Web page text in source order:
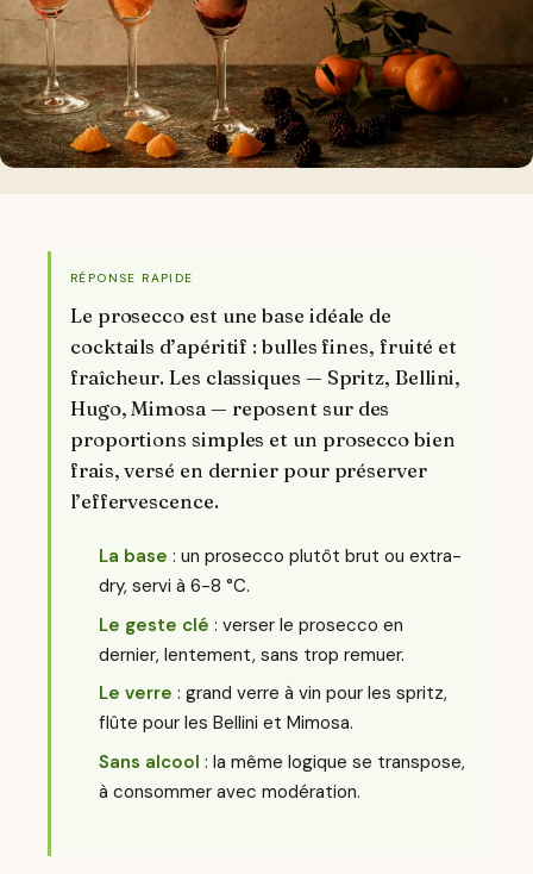
RÉPONSE RAPIDE
Le prosecco est une base idéale de
cocktails d’apéritif : bulles fines, fruité et
fraîcheur. Les classiques — Spritz, Bellini,
Hugo, Mimosa — reposent sur des
proportions simples et un prosecco bien
frais, versé en dernier pour préserver
l’effervescence.
La base : un prosecco plutôt brut ou extra-
dry, servi à 6-8 °C.
Le geste clé : verser le prosecco en
dernier, lentement, sans trop remuer.
Le verre : grand verre à vin pour les spritz,
flûte pour les Bellini et Mimosa.
Sans alcool : la même logique se transpose,
à consommer avec modération.